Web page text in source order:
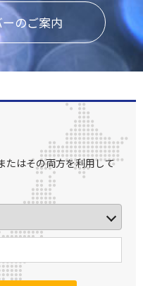
のご案内
たはその両方を利用して